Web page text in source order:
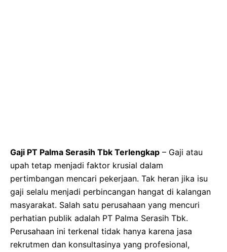
Gaji PT Palma Serasih Tbk Terlengkap – Gaji atau
upah tetap menjadi faktor krusial dalam
pertimbangan mencari pekerjaan. Tak heran jika isu
gaji selalu menjadi perbincangan hangat di kalangan
masyarakat. Salah satu perusahaan yang mencuri
perhatian publik adalah PT Palma Serasih Tbk.
Perusahaan ini terkenal tidak hanya karena jasa
rekrutmen dan konsultasinya yang profesional,